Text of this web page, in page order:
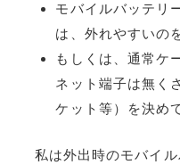
モバイルバッテリ
は、外れやすいの
もしくは、通常ケ
ネット端子は無く
ケット等）を決め
私は外出時のモバイル